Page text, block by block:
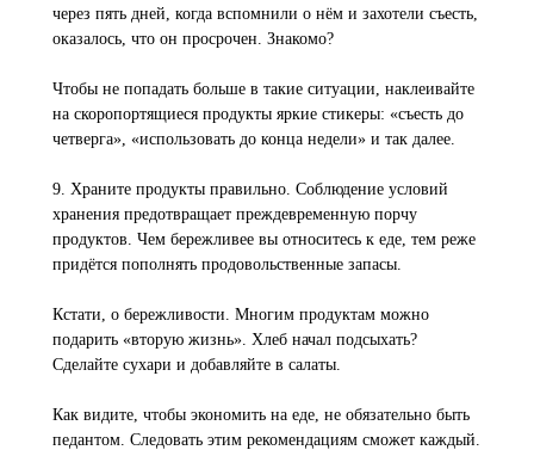
через пять дней, когда вспомнили о нём и захотели съесть,
оказалось, что он просрочен. Знакомо?
Чтобы не попадать больше в такие ситуации, наклеивайте
на скоропортящиеся продукты яркие стикеры: «съесть до
четверга», «использовать до конца недели» и так далее.
9. Храните продукты правильно. Соблюдение условий
хранения предотвращает преждевременную порчу
продуктов. Чем бережливее вы относитесь к еде, тем реже
придётся пополнять продовольственные запасы.
Кстати, о бережливости. Многим продуктам можно
подарить «вторую жизнь». Хлеб начал подсыхать?
Сделайте сухари и добавляйте в салаты.
Как видите, чтобы экономить на еде, не обязательно быть
педантом. Следовать этим рекомендациям сможет каждый.